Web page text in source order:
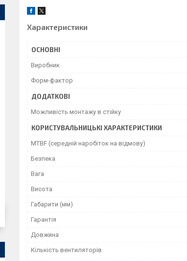
Характеристики
ОСНОВНІ
Виробник
Форм-фактор
ДОДАТКОВІ
Можливість монтажу в стійку
КОРИСТУВАЛЬНИЦЬКІ ХАРАКТЕРИСТИКИ
MTBF (середній наробіток на відмову)
Безпека
Вага
Висота
Габарити (мм)
Гарантія
Довжина
Кількість вентиляторів